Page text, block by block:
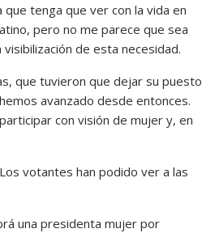
tenga que ver con la vida en
pero no me parece que sea
visibilización de esta necesidad.
que tuvieron que dejar su puesto
avanzado desde entonces.
con visión de mujer y, en
votantes han podido ver a las
una presidenta mujer por